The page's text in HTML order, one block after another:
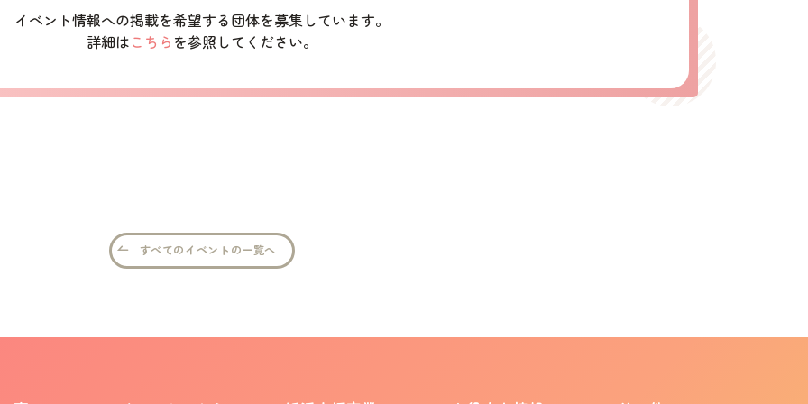
イベント情報への掲載を希望する団体を募集しています。
詳細はこちら を参照してください。
すべてのイベントの一覧へ